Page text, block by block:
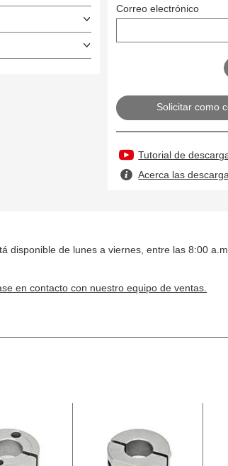
Correo electrónico
Solicitar como
Tutorial de
Acerca las
disponible de lunes a viernes, entre las 8:00
en contacto con nuestro equipo de ventas.